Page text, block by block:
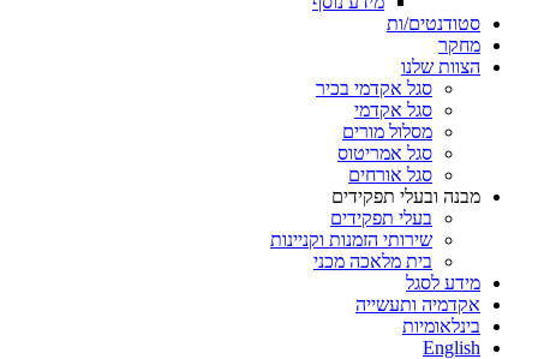
סטודנטים/ות
מחקר
הצוות שלנו
סגל אקדמי בכיר
סגל אקדמי
מסלול מורים
סגל אמריטוס
סגל אורחים
מבנה ובעלי תפקידים
בעלי תפקידים
שירותי הזמנות וקניינות
בית מלאכה מכני
מידע לסגל
אקדמיה ותעשייה
בינלאומיות
English